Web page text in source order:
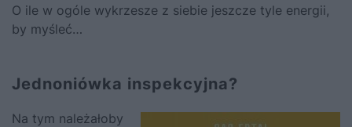
O ile w ogóle wykrzesze z siebie jeszcze tyle energii,
by myśleć…
Jednoniówka inspekcyjna?
Na tym należałoby